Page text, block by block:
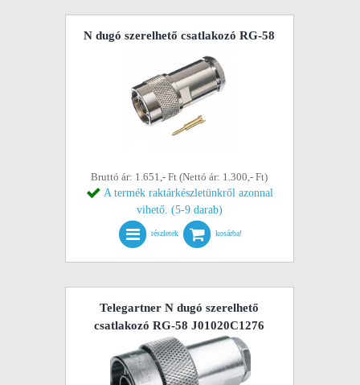
N dugó szerelhető csatlakozó RG-58
Bruttó ár: 1.651,- Ft (Nettó ár: 1.300,- Ft)
A termék raktárkészletünkről azonnal
vihető. (5-9 darab)
részletek kosárba!
Telegartner N dugó szerelhető
csatlakozó RG-58 J01020C1276